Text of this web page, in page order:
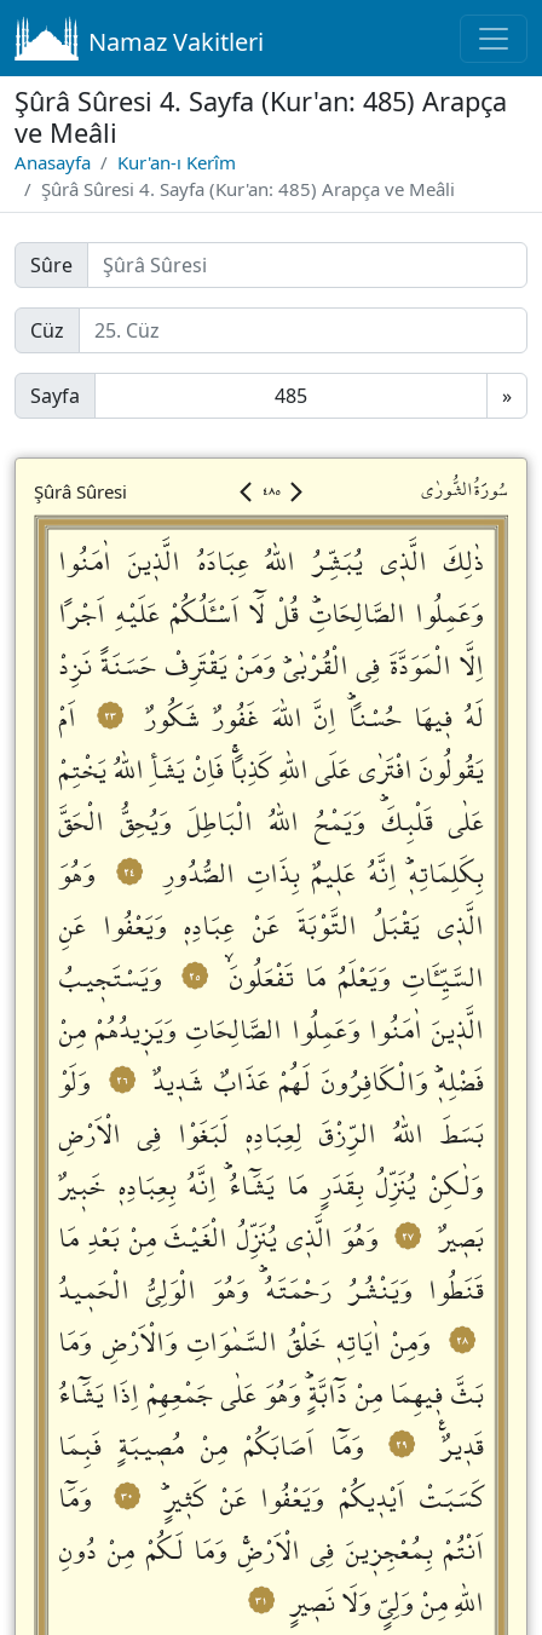
Namaz Vakitleri
Şûrâ Sûresi 4. Sayfa (Kur'an: 485) Arapça
ve Meâli
Anasayfa
Kur'an-ı Kerîm
Şûrâ Sûresi 4. Sayfa (Kur'an: 485) Arapça ve Meâli
Sûre
Cüz
Sayfa »
Şûrâ Sûresi ٤٨٥ سُورَةُالشُّورٰى
ذٰلِكَ الَّذٖي يُبَشِّرُ اللّٰهُ عِبَادَهُ الَّذٖينَ اٰمَنُوا
وَعَمِلُوا الصَّالِحَاتِؕ قُلْ لَٓا اَسْـَٔلُكُمْ عَلَيْهِ اَجْراً
اِلَّا الْمَوَدَّةَ فِي الْقُرْبٰىؕ وَمَنْ يَقْتَرِفْ حَسَنَةً نَزِدْ
لَهُ فٖيهَا حُسْناًؕ اِنَّ اللّٰهَ غَفُورٌ شَكُورٌ
٢٣
اَمْ
يَقُولُونَ افْتَرٰى عَلَى اللّٰهِ كَذِباًۚ فَاِنْ يَشَأِ اللّٰهُ يَخْتِمْ
عَلٰى قَلْبِكَؕ وَيَمْحُ اللّٰهُ الْبَاطِلَ وَيُحِقُّ الْحَقَّ
بِكَلِمَاتِهٖؕ اِنَّهُ عَلٖيمٌ بِذَاتِ الصُّدُورِ
٢٤
وَهُوَ
الَّذٖي يَقْبَلُ التَّوْبَةَ عَنْ عِبَادِهٖ وَيَعْفُوا عَنِ
السَّيِّـَٔاتِ وَيَعْلَمُ مَا تَفْعَلُونَۙ
٢٥
وَيَسْتَجٖيبُ
الَّذٖينَ اٰمَنُوا وَعَمِلُوا الصَّالِحَاتِ وَيَزٖيدُهُمْ مِنْ
فَضْلِهٖؕ وَالْكَافِرُونَ لَهُمْ عَذَابٌ شَدٖيدٌ
٢٦
وَلَوْ
بَسَطَ اللّٰهُ الرِّزْقَ لِعِبَادِهٖ لَبَغَوْا فِي الْاَرْضِ
وَلٰكِنْ يُنَزِّلُ بِقَدَرٍ مَا يَشَٓاءُؕ اِنَّهُ بِعِبَادِهٖ خَبٖيرٌ
بَصٖيرٌ
٢٧
وَهُوَ الَّذٖي يُنَزِّلُ الْغَيْثَ مِنْ بَعْدِ مَا
قَنَطُوا وَيَنْشُرُ رَحْمَتَهُؕ وَهُوَ الْوَلِيُّ الْحَمٖيدُ
٢٨
وَمِنْ اٰيَاتِهٖ خَلْقُ السَّمٰوَاتِ وَالْاَرْضِ وَمَا
بَثَّ فٖيهِمَا مِنْ دَٓابَّةٍؕ وَهُوَ عَلٰى جَمْعِهِمْ اِذَا يَشَٓاءُ
قَدٖيرٌࣖ
٢٩
وَمَٓا اَصَابَكُمْ مِنْ مُصٖيبَةٍ فَبِمَا
كَسَبَتْ اَيْدٖيكُمْ وَيَعْفُوا عَنْ كَثٖيرٍؕ
٣٠
وَمَٓا
اَنْتُمْ بِمُعْجِزٖينَ فِي الْاَرْضِۚ وَمَا لَكُمْ مِنْ دُونِ
اللّٰهِ مِنْ وَلِيٍّ وَلَا نَصٖيرٍ
٣١